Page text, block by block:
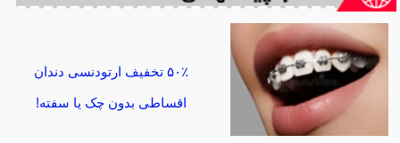
۵۰٪ تخفیف ارتودنسی دندان
اقساطی بدون چک یا سفته!